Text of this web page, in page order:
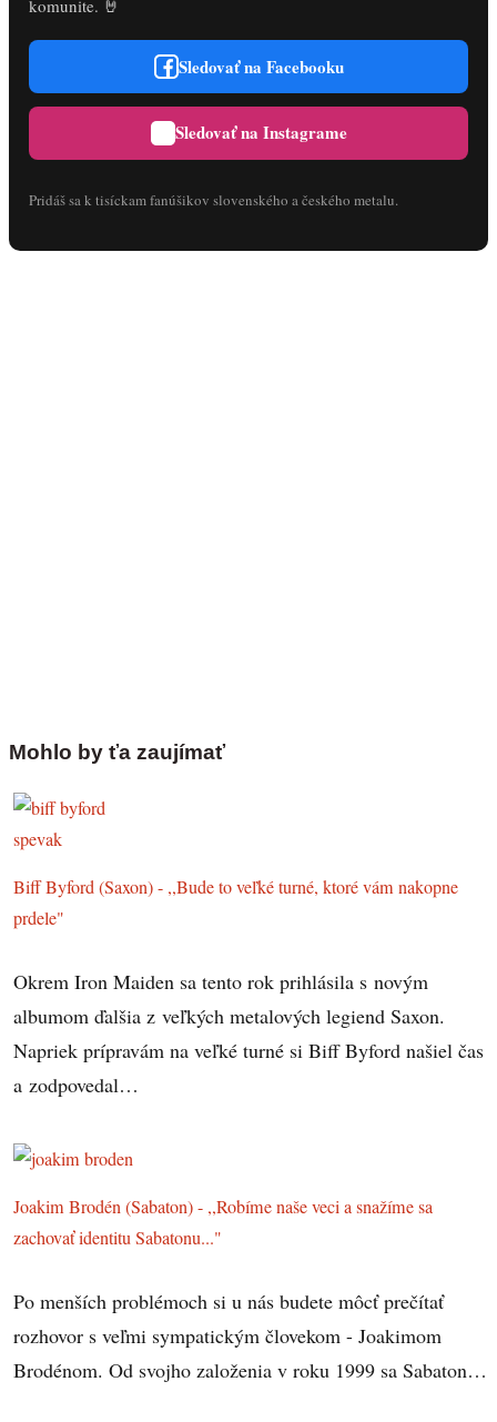
komunite. 🤘
Sledovať na Facebooku
Sledovať na Instagrame
Pridáš sa k tisíckam fanúšikov slovenského a českého metalu.
Mohlo by ťa zaujímať
Biff Byford (Saxon) - ,,Bude to veľké turné, ktoré vám nakopne
prdele"
Okrem Iron Maiden sa tento rok prihlásila s novým
albumom ďalšia z veľkých metalových legiend Saxon.
Napriek prípravám na veľké turné si Biff Byford našiel čas
a zodpovedal…
Joakim Brodén (Sabaton) - ,,Robíme naše veci a snažíme sa
zachovať identitu Sabatonu..."
Po menších problémoch si u nás budete môcť prečítať
rozhovor s veľmi sympatickým človekom - Joakimom
Brodénom. Od svojho založenia v roku 1999 sa Sabaton…